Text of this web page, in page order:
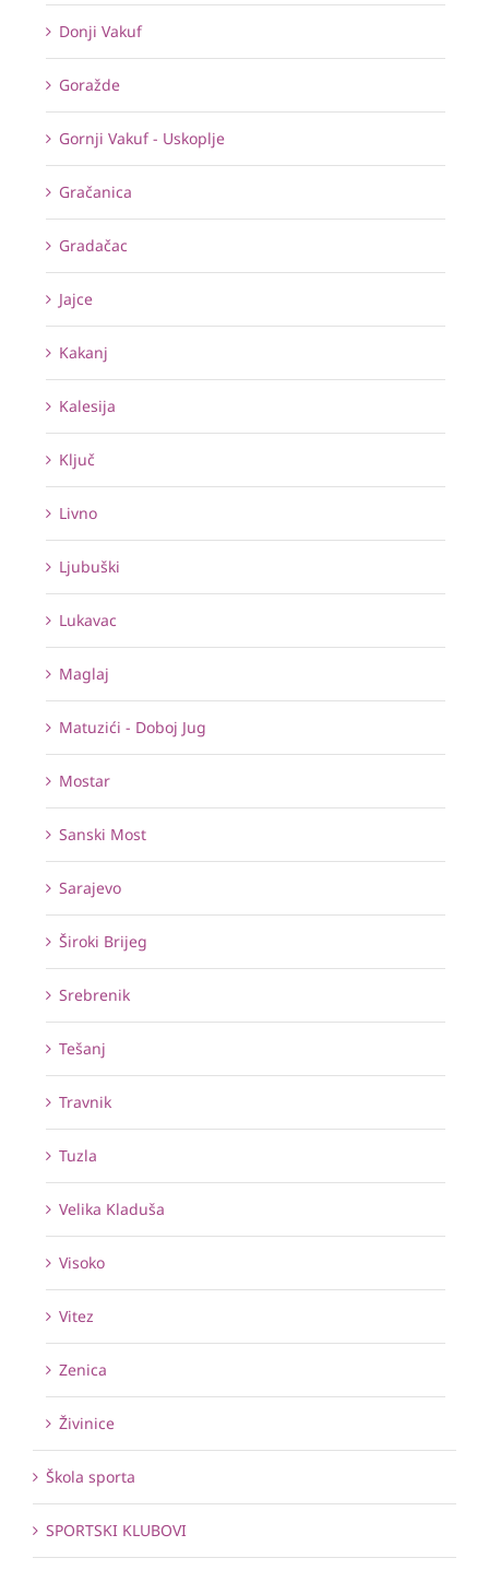
Donji Vakuf
Goražde
Gornji Vakuf - Uskoplje
Gračanica
Gradačac
Jajce
Kakanj
Kalesija
Ključ
Livno
Ljubuški
Lukavac
Maglaj
Matuzići - Doboj Jug
Mostar
Sanski Most
Sarajevo
Široki Brijeg
Srebrenik
Tešanj
Travnik
Tuzla
Velika Kladuša
Visoko
Vitez
Zenica
Živinice
Škola sporta
SPORTSKI KLUBOVI